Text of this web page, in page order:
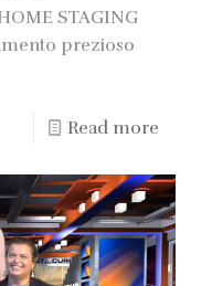
STAGING
prezioso
Read more